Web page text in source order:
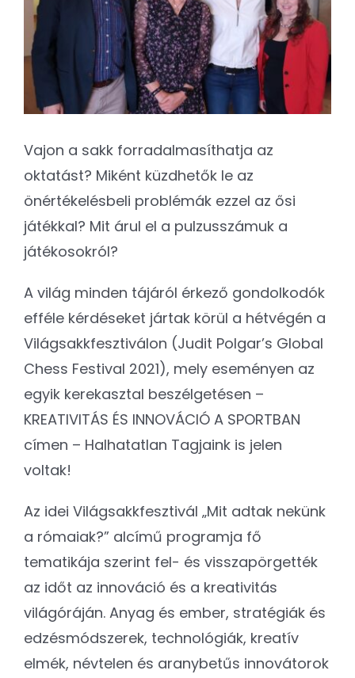
Kapcsolat
SEARCH
FOR:
Vajon a sakk forradalmasíthatja az
oktatást? Miként küzdhetők le az
önértékelésbeli problémák ezzel az ősi
játékkal? Mit árul el a pulzusszámuk a
játékosokról?
A világ minden tájáról érkező gondolkodók
efféle kérdéseket jártak körül a hétvégén a
Világsakkfesztiválon (Judit Polgar’s Global
Chess Festival 2021), mely eseményen az
egyik kerekasztal beszélgetésen –
KREATIVITÁS ÉS INNOVÁCIÓ A SPORTBAN
címen – Halhatatlan Tagjaink is jelen
voltak!
Az idei Világsakkfesztivál „Mit adtak nekünk
a rómaiak?” alcímű programja fő
tematikája szerint fel- és visszapörgették
az időt az innováció és a kreativitás
világóráján. Anyag és ember, stratégiák és
edzésmódszerek, technológiák, kreatív
elmék, névtelen és aranybetűs innovátorok